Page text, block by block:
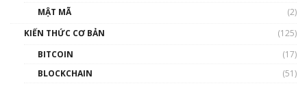
00:43:47
như thể nào?
MẬT MÃ
(2)
KIẾN THỨC CƠ BẢN
(125)
BITCOIN
(17)
BLOCKCHAIN
(51)